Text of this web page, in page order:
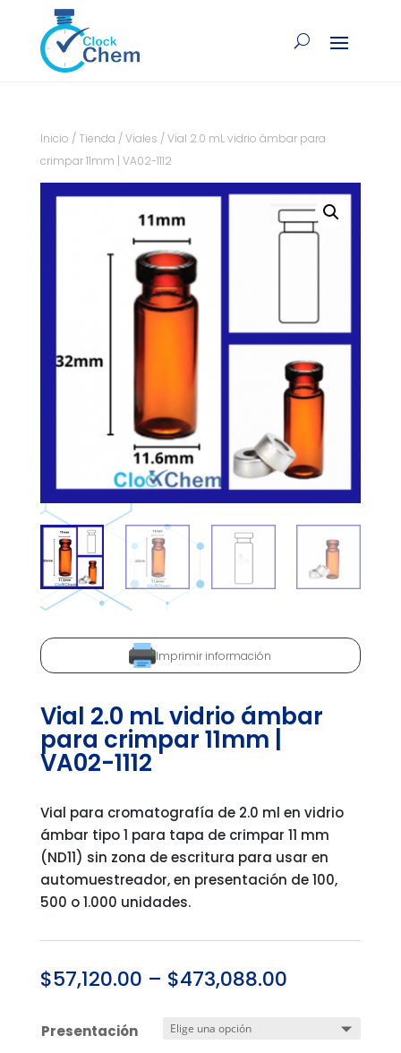
Inicio / Tienda /Viales / Vial 2.0 mL vidrio ámbar para
crimpar 11mm | VA02-1112
Imprimir información
Vial 2.0 mL vidrio ámbar
para crimpar 11mm |
VA02-1112
Vial para cromatografía de 2.0 ml en vidrio
ámbar tipo 1 para tapa de crimpar 11 mm
(ND11) sin zona de escritura para usar en
automuestreador, en presentación de 100,
500 o 1.000 unidades.
$57,120.00 – $473,088.00
Presentación